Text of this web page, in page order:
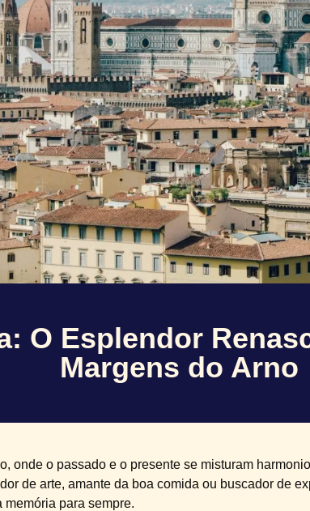
O Esplendor
Margens do Arno
onde o passado e o presente se misturam
de arte, amante da boa comida ou buscador de
para sempre.